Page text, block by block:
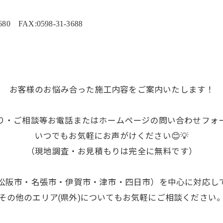
FAX:0598-31-3688
お客様のお悩み合った施工内容をご案内いたします！
・ご相談等お電話またはホームページの問い合わせフォ
いつでもお気軽にお声がけください😊💡
（現地調査・お見積もりは完全に無料です）
阪市・名張市・伊賀市・津市・四日市）を中心に対応し
の他のエリア(県外)についてもお気軽にご相談ください。